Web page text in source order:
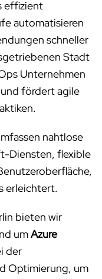
effizient
automatisieren
schneller
Stadt
Unternehmen
fördert agile
nahtlose
Diensten, flexible
erleichtert.
bieten wir
umAzure
der
Optimierung, um